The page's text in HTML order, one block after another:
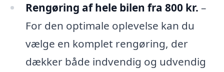
Rengøring af hele bilen fra 800 kr. –
For den optimale oplevelse kan du
vælge en komplet rengøring, der
dækker både indvendig og udvendig